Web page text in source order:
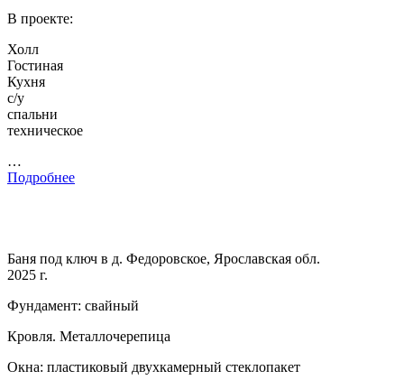
В проекте:
Холл
Гостиная
Кухня
с/у
спальни
техническое
…
Подробнее
Баня под ключ в д. Федоровское, Ярославская обл.
2025 г.
Фундамент: свайный
Кровля. Металлочерепица
Окна: пластиковый двухкамерный стеклопакет